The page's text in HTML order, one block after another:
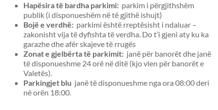
Hapësira të bardha parkimi: parkim i përgjithshëm
publik (i disponueshëm në të gjithë ishujt)
Bojë e verdhë: parkimi është rreptësisht i ndaluar –
zakonisht vija të dyfishta të verdha. Do t’i gjeni aty ku ka
garazhe dhe afër skajeve të rrugës
Zonat e gjelbërta të parkimit: janë për banorët dhe janë
të disponueshme 24 orë në ditë (kjo vlen për banorët e
Valetës).
Parkingjet blu janë të disponueshme nga ora 08:00 deri
në orën 18:00.